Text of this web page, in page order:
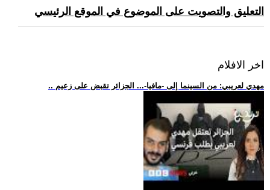
التعليق والتصويت على الموضوع في الموقع الرئيسي
اخر الافلام
.. مهدي لعريبي: من السينما إلى -مافيا-... الجزائر تقبض على زعيم